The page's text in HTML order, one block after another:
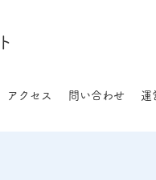
アクセス 問い合わせ 運